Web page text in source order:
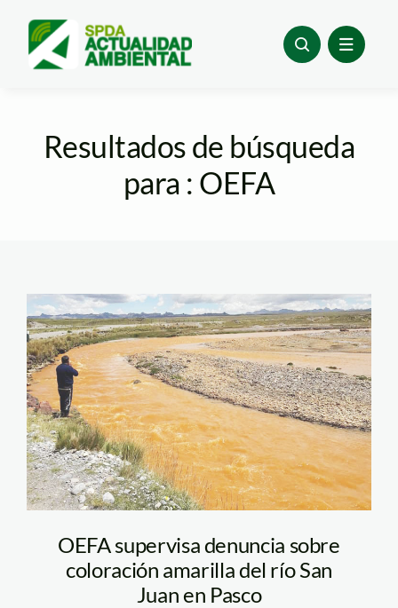
content
Resultados de búsqueda
para : OEFA
san-juan-de-pasco—
denuncia
OEFA supervisa denuncia sobre
coloración amarilla del río San
Juan en Pasco